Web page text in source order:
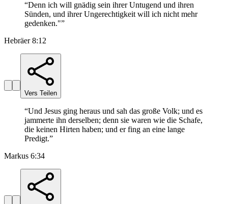
“Denn ich will gnädig sein ihrer Untugend und ihren
Sünden, und ihrer Ungerechtigkeit will ich nicht mehr
gedenken."”
Hebräer 8:12
Vers Teilen
“Und Jesus ging heraus und sah das große Volk; und es
jammerte ihn derselben; denn sie waren wie die Schafe,
die keinen Hirten haben; und er fing an eine lange
Predigt.”
Markus 6:34